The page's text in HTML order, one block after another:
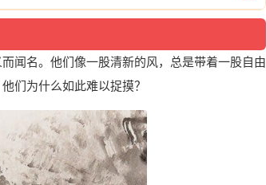
闻名。他们像一股清新的风，总是带着一股自由
们为什么如此难以捉摸？